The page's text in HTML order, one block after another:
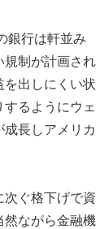
銀行は軒並み
規制が計画され
を出しにくい状
るようにウェ
長しアメリカ
次ぐ格下げで資
然ながら金融機